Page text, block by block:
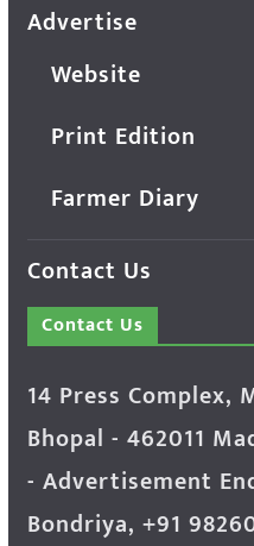
Advertise
Website
Print Edition
Farmer Diary
Contact Us
Contact Us
14 Press Complex,
Bhopal - 462011
- Advertisement
Bondriya, +91